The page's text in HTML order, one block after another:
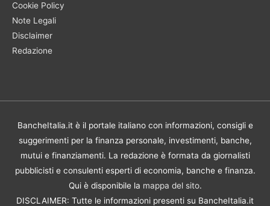
Cookie Policy
Note Legali
Disclaimer
Redazione
BancheItalia.it è il portale italiano con informazioni, consigli e
suggerimenti per la finanza personale, investimenti, banche,
mutui e finanziamenti. La redazione è formata da giornalisti
pubblicisti e consulenti esperti di economia, banche e finanza.
Qui è disponibile la mappa del sito.
DISCLAIMER: Tutte le informazioni presenti su BancheItalia.it